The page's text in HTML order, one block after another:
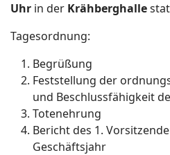
Uhr in der Krähberghalle
Tagesordnung:
Begrüßung
Feststellung der
und Beschlussfähigkeit
Totenehrung
Bericht des 1.
Geschäftsjahr